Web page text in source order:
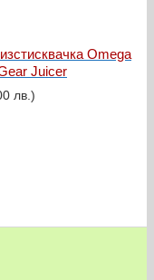
Omega
Juicer
лв.)